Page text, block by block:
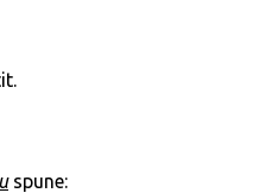
spune: